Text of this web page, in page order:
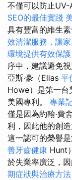
不僅可以防止UV-
SEO的最佳實踐
具有豐富的維生
效清潔服務，讓
環境提供有效保護
序中，建議避免
亞斯·豪（Elias 平
Howe）是第一台
美國專利。 專業
僅是因為約翰·費
利，因此他的創
這一認可的榮譽​​
善牙齒健康 Hunt
於失業率廣泛，
期症狀與治療方法